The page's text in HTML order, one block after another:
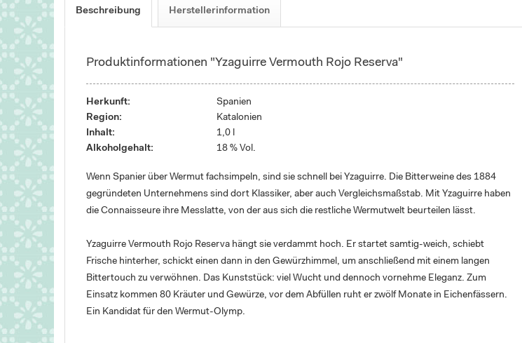
Beschreibung Herstellerinformation
Produktinformationen "Yzaguirre Vermouth Rojo Reserva"
Herkunft:
Spanien
Region:
Katalonien
Inhalt:
1,0 l
Alkoholgehalt:
18 % Vol.
Wenn Spanier über Wermut fachsimpeln, sind sie schnell bei Yzaguirre. Die Bitterweine des 1884
gegründeten Unternehmens sind dort Klassiker, aber auch Vergleichsmaßstab. Mit Yzaguirre haben
die Connaisseure ihre Messlatte, von der aus sich die restliche Wermutwelt beurteilen lässt.
Yzaguirre Vermouth Rojo Reserva hängt sie verdammt hoch. Er startet samtig-weich, schiebt
Frische hinterher, schickt einen dann in den Gewürzhimmel, um anschließend mit einem langen
Bittertouch zu verwöhnen. Das Kunststück: viel Wucht und dennoch vornehme Eleganz. Zum
Einsatz kommen 80 Kräuter und Gewürze, vor dem Abfüllen ruht er zwölf Monate in Eichenfässern.
Ein Kandidat für den Wermut-Olymp.